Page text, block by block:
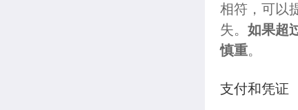
相符，可以
失。 如果超
慎重。
支付和凭证